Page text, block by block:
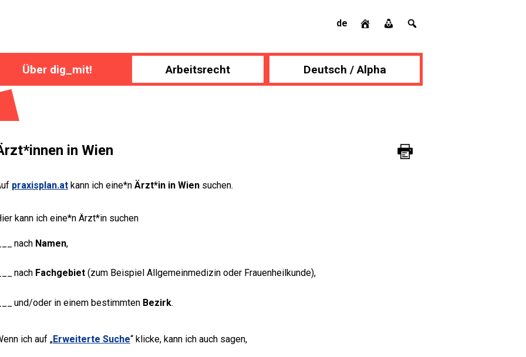
de
Über dig_mit! Arbeitsrecht Deutsch / Alpha
in Wien
praxisplan.at kann ich eine*n Ärzt*in in Wien suchen.
kann ich eine*n Ärzt*in suchen
nach Namen,
nach Fachgebiet(zum Beispiel Allgemeinmedizin oder Frauenheilkunde),
und/oder in einem bestimmten Bezirk.
ich auf „Erweiterte Suche“ klicke, kann ich auch sagen,